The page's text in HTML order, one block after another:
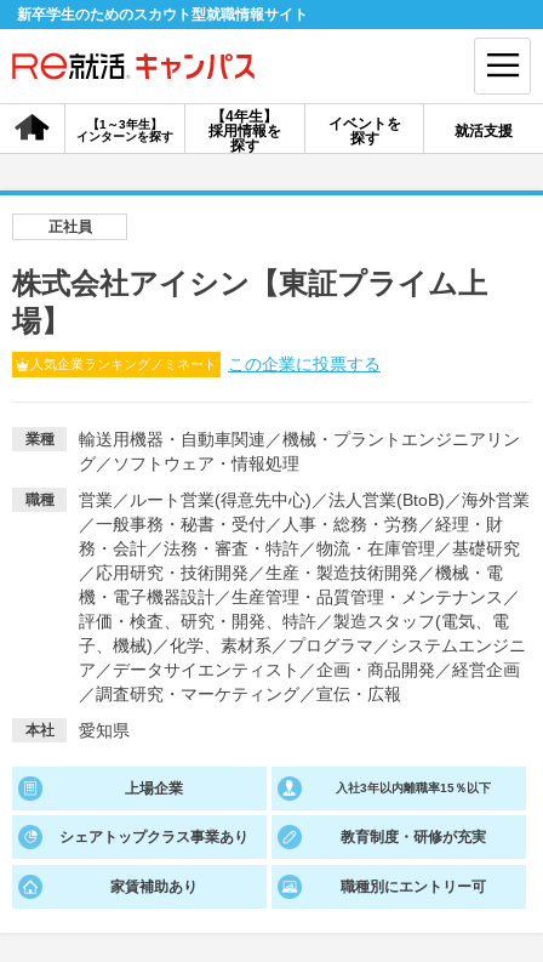
新卒学生のためのスカウト型就職情報サイト
【4年生】
採用情報を
探す
【1～3年生】
インターンを探す
イベントを
探す
就活支援
会員登録 ログイン
採用情報を探す
説明会を探す
イベントを探す スカウト お知らせ
就活ノウハウ・サポート
就活支援
就活ノウハウが満載！
就活コラム
お役立ち記事・相談室など
適職診断 就活チャンネル
就活ニュースペーパー よくある質問
正社員
株式会社アイシン【東証プライム上
場】
人気企業ランキングノミネート この企業に投票する
業種 輸送用機器・自動車関連 ／機械・プラントエンジニアリン
グ／ ソフトウェア・情報処理
職種 営業／ ルート営業(得意先中心) ／法人営業(BtoB) ／海外営業
／一般事務・秘書・受付／ 人事・総務・労務 ／経理・財
務・会計／法務・審査・特許／物流・在庫管理 ／基礎研究
／応用研究・技術開発 ／生産・製造技術開発 ／機械・電
機・電子機器設計／生産管理・品質管理・メンテナンス ／
評価・検査、研究・開発、特許／製造スタッフ(電気、電
子、機械) ／化学、素材系 ／プログラマ ／システムエンジニ
ア ／データサイエンティスト ／企画・商品開発 ／経営企画
／調査研究・マーケティング／宣伝・広報
本社 愛知県
上場企業 入社3年以内離職率15％以下
シェアトップクラス事業あり 教育制度・研修が充実
家賃補助あり 職種別にエントリー可